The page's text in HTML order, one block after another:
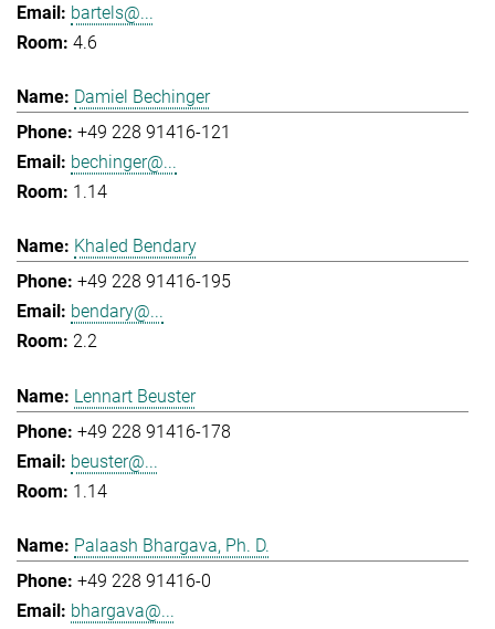
bartels@...
4.6
Damiel Bechinger
+49 228 91416-121
bechinger@...
1.14
Khaled Bendary
+49 228 91416-195
bendary@...
2.2
Lennart Beuster
+49 228 91416-178
beuster@...
1.14
Palaash Bhargava, Ph. D.
+49 228 91416-0
bhargava@...